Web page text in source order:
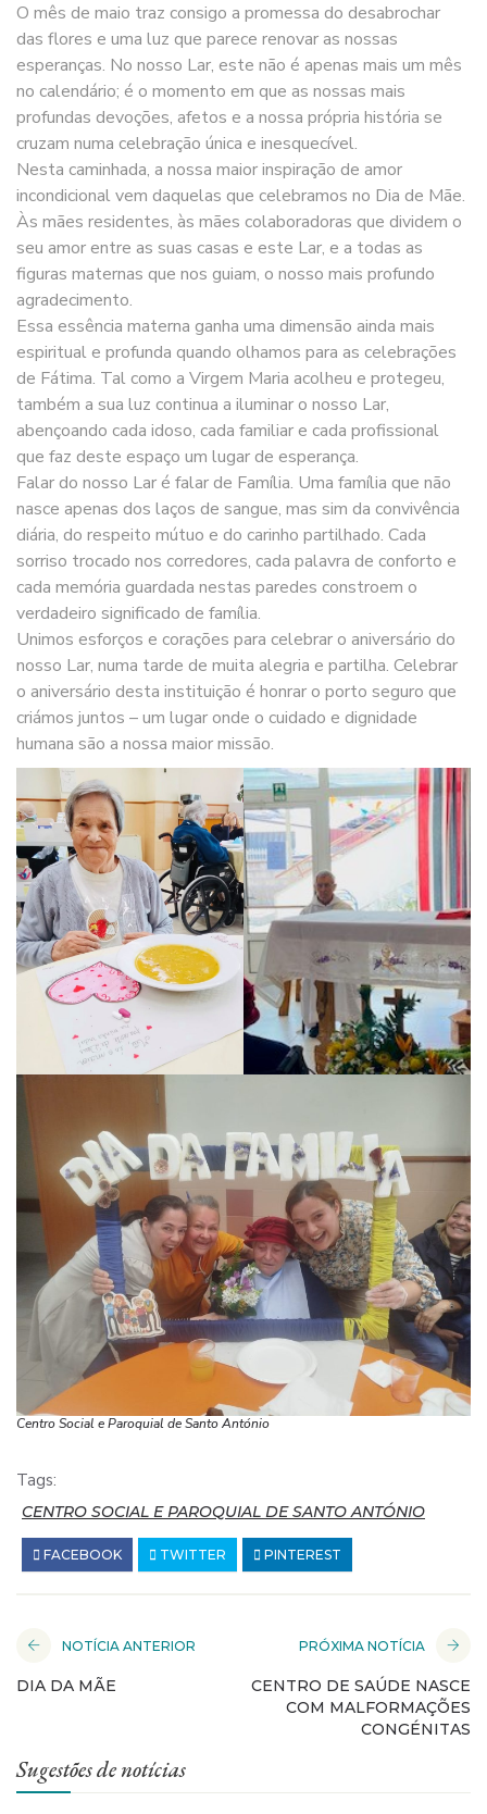
O mês de maio traz consigo a promessa do desabrochar
das flores e uma luz que parece renovar as nossas
esperanças. No nosso Lar, este não é apenas mais um mês
no calendário; é o momento em que as nossas mais
profundas devoções, afetos e a nossa própria história se
cruzam numa celebração única e inesquecível.
Nesta caminhada, a nossa maior inspiração de amor
incondicional vem daquelas que celebramos no Dia de Mãe.
Às mães residentes, às mães colaboradoras que dividem o
seu amor entre as suas casas e este Lar, e a todas as
figuras maternas que nos guiam, o nosso mais profundo
agradecimento.
Essa essência materna ganha uma dimensão ainda mais
espiritual e profunda quando olhamos para as celebrações
de Fátima. Tal como a Virgem Maria acolheu e protegeu,
também a sua luz continua a iluminar o nosso Lar,
abençoando cada idoso, cada familiar e cada profissional
que faz deste espaço um lugar de esperança.
Falar do nosso Lar é falar de Família. Uma família que não
nasce apenas dos laços de sangue, mas sim da convivência
diária, do respeito mútuo e do carinho partilhado. Cada
sorriso trocado nos corredores, cada palavra de conforto e
cada memória guardada nestas paredes constroem o
verdadeiro significado de família.
Unimos esforços e corações para celebrar o aniversário do
nosso Lar, numa tarde de muita alegria e partilha. Celebrar
o aniversário desta instituição é honrar o porto seguro que
criámos juntos – um lugar onde o cuidado e dignidade
humana são a nossa maior missão.
Centro Social e Paroquial de Santo António
Tags:
CENTRO SOCIAL E PAROQUIAL DE SANTO ANTÓNIO
FACEBOOK TWITTER PINTEREST
NOTÍCIA ANTERIOR
DIA DA MÃE
PRÓXIMA NOTÍCIA
CENTRO DE SAÚDE NASCE
COM MALFORMAÇÕES
CONGÉNITAS
Sugestões de notícias